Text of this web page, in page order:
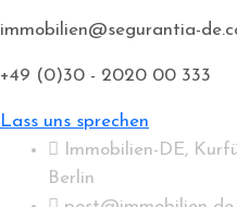
immobilien@segurantia-
+49 (0)30 - 2020 00 333
Lass uns sprechen
Immobilien-DE,
Berlin